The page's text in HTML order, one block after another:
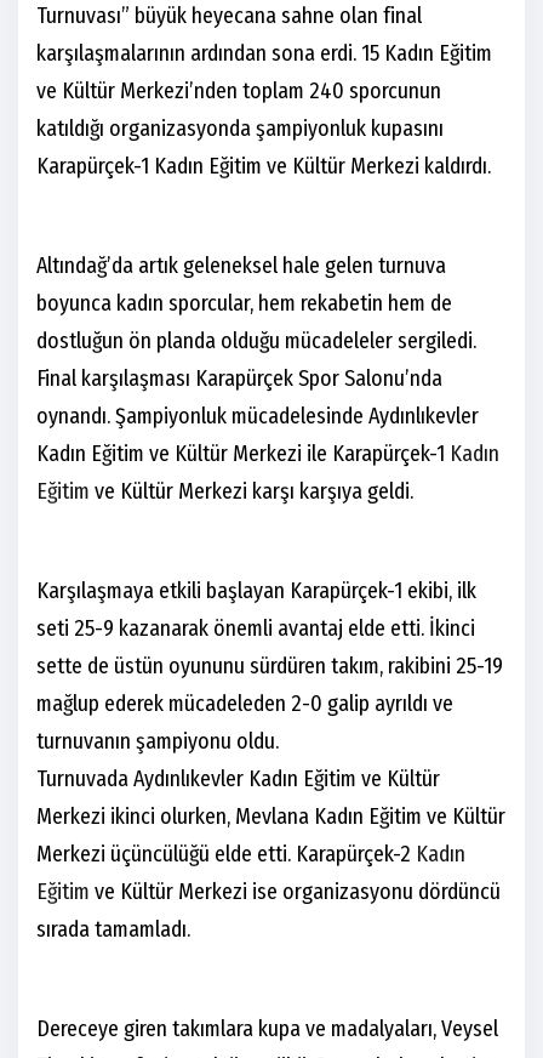
Turnuvası” büyük heyecana sahne olan final
karşılaşmalarının ardından sona erdi. 15 Kadın Eğitim
ve Kültür Merkezi’nden toplam 240 sporcunun
katıldığı organizasyonda şampiyonluk kupasını
Karapürçek-1 Kadın Eğitim ve Kültür Merkezi kaldırdı.
Altındağ’da artık geleneksel hale gelen turnuva
boyunca kadın sporcular, hem rekabetin hem de
dostluğun ön planda olduğu mücadeleler sergiledi.
Final karşılaşması Karapürçek Spor Salonu’nda
oynandı. Şampiyonluk mücadelesinde Aydınlıkevler
Kadın Eğitim ve Kültür Merkezi ile Karapürçek-1 Kadın
Eğitim ve Kültür Merkezi karşı karşıya geldi.
Karşılaşmaya etkili başlayan Karapürçek-1 ekibi, ilk
seti 25-9 kazanarak önemli avantaj elde etti. İkinci
sette de üstün oyununu sürdüren takım, rakibini 25-19
mağlup ederek mücadeleden 2-0 galip ayrıldı ve
turnuvanın şampiyonu oldu.
Turnuvada Aydınlıkevler Kadın Eğitim ve Kültür
Merkezi ikinci olurken, Mevlana Kadın Eğitim ve Kültür
Merkezi üçüncülüğü elde etti. Karapürçek-2 Kadın
Eğitim ve Kültür Merkezi ise organizasyonu dördüncü
sırada tamamladı.
Dereceye giren takımlara kupa ve madalyaları, Veysel